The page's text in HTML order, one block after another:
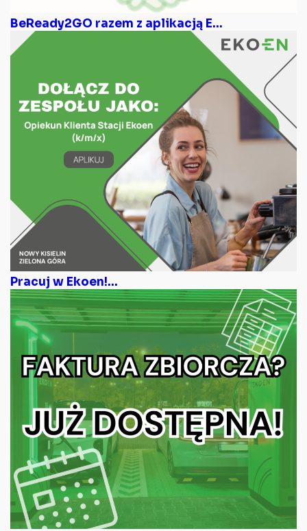
BeReady2GO razem z aplikacją E...
Pracuj w Ekoen!...